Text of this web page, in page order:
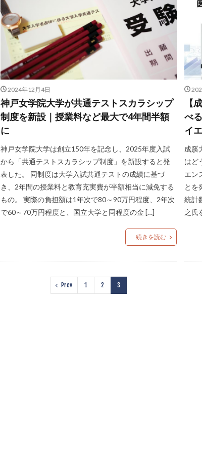
2024年12月4日
神戸女学院大学が共通テストスカラシップ
制度を新設｜授業料など最大で4年間半額
に
神戸女学院大学は創立150年を記念し、2025年度入試
から「共通テストスカラシップ制度」を新設すると発
表した。 同制度は大学入試共通テストの成績に基づ
き、2年間の授業料と教育充実費が半額相当に減免する
もの。 実際の負担額は1年次で80～90万円程度、2年次
で60～70万円程度と、国立大学と同程度の金 […]
続きを読む
【
べ
イ
成蹊
はど
エン
とを
統計
之氏
Prev 1 2 3